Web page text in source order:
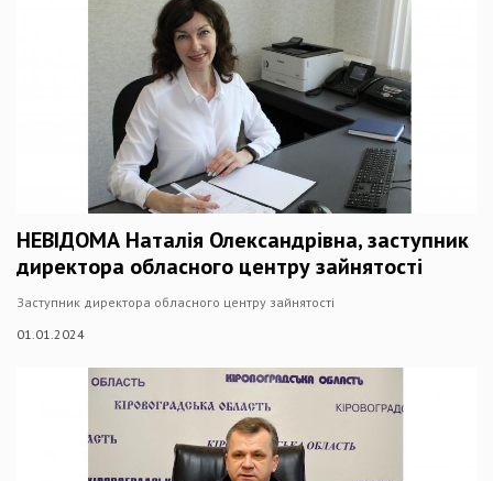
НЕВІДОМА Наталія Олександрівна, заступник
директора обласного центру зайнятості
Заступник директора обласного центру зайнятості
01.01.2024